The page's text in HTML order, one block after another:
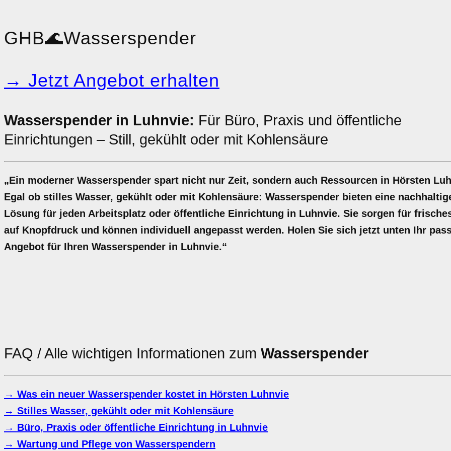
GHB🌊Wasserspender
→ Jetzt Angebot erhalten
Wasserspender in Luhnvie: Für Büro, Praxis und öffentliche
Einrichtungen – Still, gekühlt oder mit Kohlensäure
„Ein moderner Wasserspender spart nicht nur Zeit, sondern auch Ressourcen in Hörsten
Egal ob stilles Wasser, gekühlt oder mit Kohlensäure: Wasserspender bieten eine
Lösung für jeden Arbeitsplatz oder öffentliche Einrichtung in Luhnvie. Sie sorgen für
auf Knopfdruck und können individuell angepasst werden. Holen Sie sich jetzt unten Ihr
Angebot für Ihren Wasserspender in Luhnvie.“
FAQ / Alle wichtigen Informationen zum Wasserspender
→ Was ein neuer Wasserspender kostet in Hörsten Luhnvie
→ Stilles Wasser, gekühlt oder mit Kohlensäure
→ Büro, Praxis oder öffentliche Einrichtung in Luhnvie
→ Wartung und Pflege von Wasserspendern